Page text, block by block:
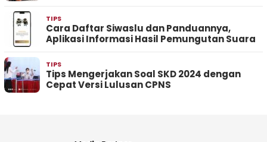
TIPS
Cara Daftar Siwaslu dan Panduannya,
Aplikasi Informasi Hasil Pemungutan Suara
TIPS
Tips Mengerjakan Soal SKD 2024 dengan
Cepat Versi Lulusan CPNS